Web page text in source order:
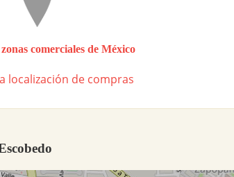
comerciales de México
localización de compras